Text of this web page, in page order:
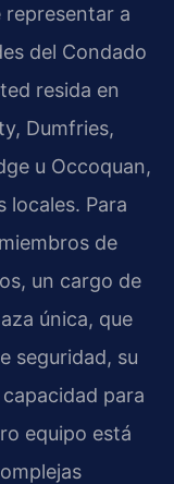
representar a
del Condado
resida en
Dumfries,
u Occoquan,
locales. Para
de
un cargo de
única, que
seguridad, su
para
equipo está